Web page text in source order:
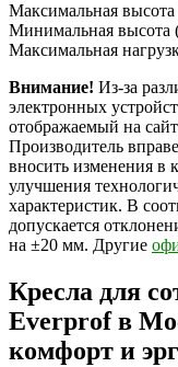
Максимальная
Минимальная высота
Максимальная
Внимание! Из-за
электронных
отображаемый на
Производитель
вносить изменения в
улучшения
характеристик. В
допускается
на ±20 мм. Другие
Кресла для
Everprof в
комфорт и